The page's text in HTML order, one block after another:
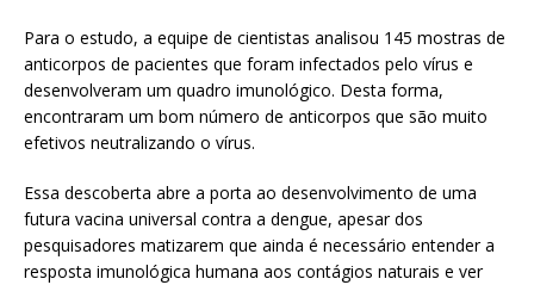
Para o estudo, a equipe de cientistas analisou 145 mostras de
anticorpos de pacientes que foram infectados pelo vírus e
desenvolveram um quadro imunológico. Desta forma,
encontraram um bom número de anticorpos que são muito
efetivos neutralizando o vírus.
Essa descoberta abre a porta ao desenvolvimento de uma
futura vacina universal contra a dengue, apesar dos
pesquisadores matizarem que ainda é necessário entender a
resposta imunológica humana aos contágios naturais e ver